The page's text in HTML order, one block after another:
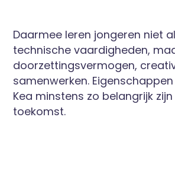
Daarmee leren jongeren niet
technische vaardigheden,
doorzettingsvermogen,
samenwerken.
Kea minstens zo belangrijk
toekomst.